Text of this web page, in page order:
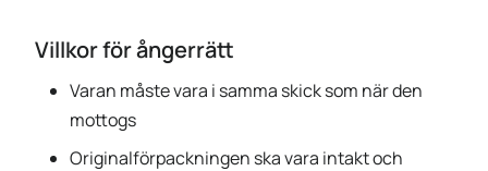
Villkor för ångerrätt
Varan måste vara i samma skick som när den
mottogs
Originalförpackningen ska vara intakt och